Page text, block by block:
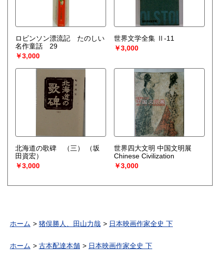
ロビンソン漂流記 たのしい
名作童話 29
￥3,000
世界文学全集 Ⅱ-11
￥3,000
北海道の歌碑 （三）
（坂
田資宏）
￥3,000
世界四大文明 中国文明展
Chinese Civilization
￥3,000
ホーム 猪俣勝人、田山力哉 日本映画作家全史 下
ホーム 古本配達本舗 日本映画作家全史 下